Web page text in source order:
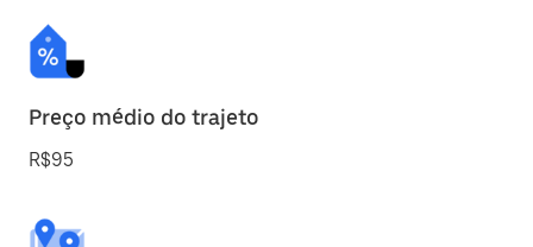
Preço médio do trajeto
R$95